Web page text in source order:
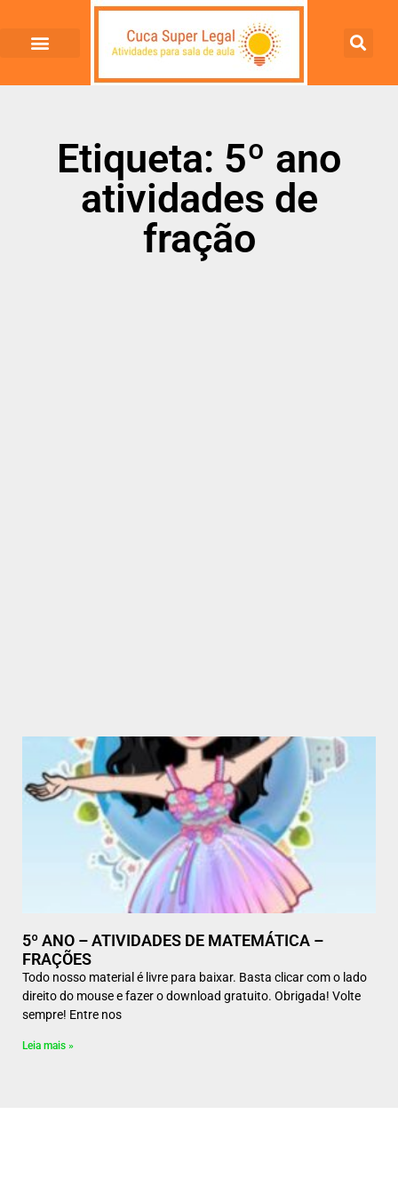
Etiqueta: 5º ano
atividades de
fração
5º ANO – ATIVIDADES DE MATEMÁTICA –
FRAÇÕES
Todo nosso material é livre para baixar. Basta clicar com o lado
direito do mouse e fazer o download gratuito. Obrigada! Volte
sempre! Entre nos
Leia mais »